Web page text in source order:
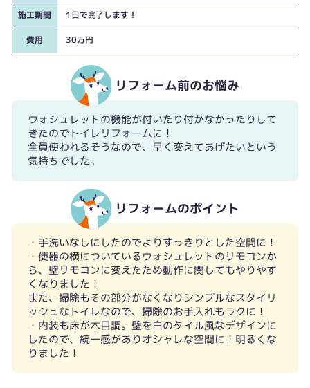
施工期間 1日で完了します！
費用 30万円
リフォーム前のお悩み
ウォシュレットの機能が付いたり付かなかったりして
きたのでトイレリフォームに！
全員使われるそうなので、早く変えてあげたいという
気持ちでした。
リフォームのポイント
・手洗いなしにしたのでよりすっきりとした空間に！
・便器の横についているウォシュレットのリモコンか
ら、壁リモコンに変えたため動作に関してもやりやす
くなりました！
また、掃除もその部分がなくなりシンプルなスタイリ
ッシュなトイレなので、掃除のお手入れもラクに！
・内装も床が木目調。壁を白のタイル風なデザインに
したので、統一感がありオシャレな空間に！明るくな
りました！